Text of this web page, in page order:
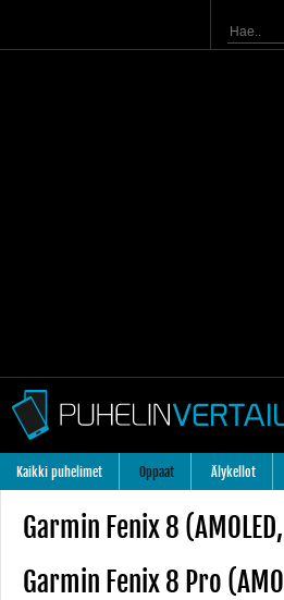
Kaikki puhelimet Oppaat Älykellot
Garmin Fenix 8
Garmin Fenix 8 Pro